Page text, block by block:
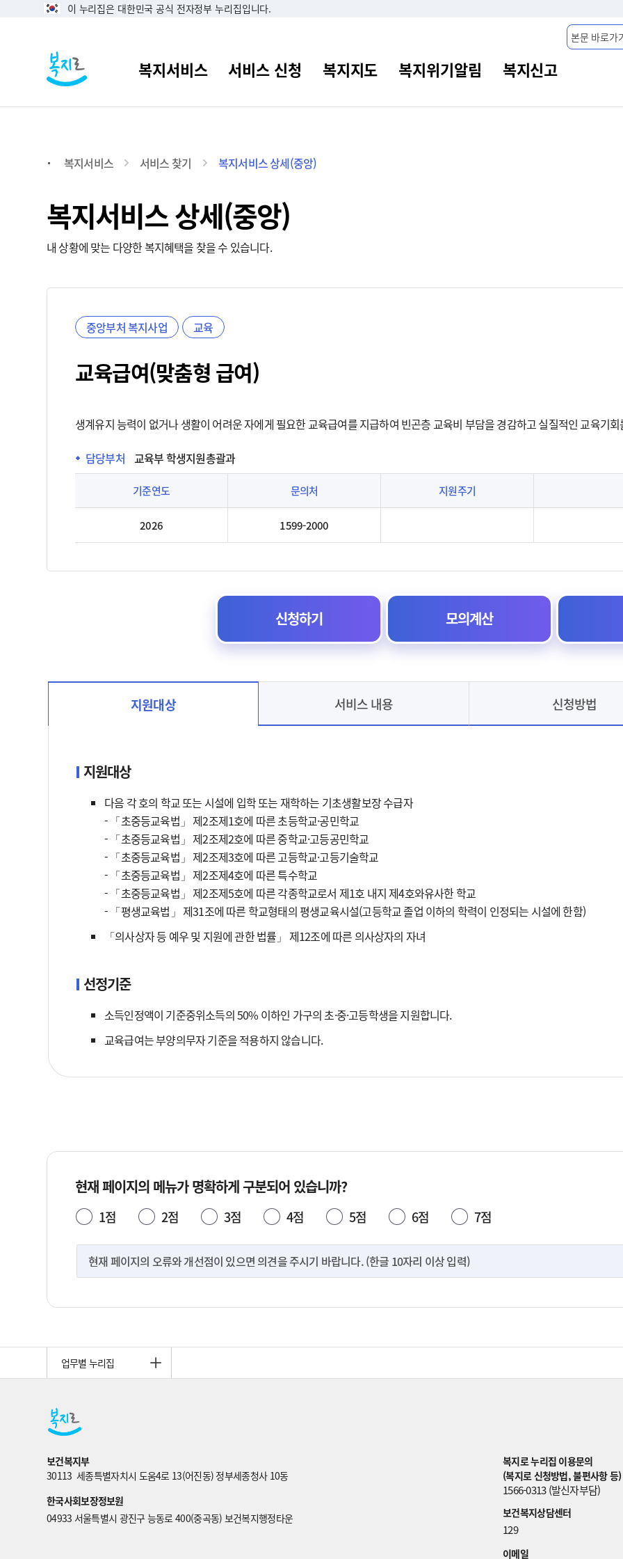
본문 바로가
이 누리집은 대한민국 공식 전자정부 누리집입니다.
복지서비스 서비스 찾기 복지서비스 상세(중앙)
복지서비스 상세(중앙)
내 상황에 맞는 다양한 복지혜택을 찾을 수 있습니다.
중앙부처 복지사업 교육
교육급여(맞춤형 급여)
생계유지 능력이 없거나 생활이 어려운 자에게 필요한 교육급여를 지급하여 빈곤층 교육비 부담을 경감하고 실질적인 교육기
담당부처 교육부 학생지원총괄과
기준연도
2026
문의처
1599-2000
지원주기
신청하기 모의계산
지원대상 서비스 내용 신청방법
지원대상
다음 각 호의 학교 또는 시설에 입학 또는 재학하는 기초생활보장 수급자
- 「초중등교육법」 제2조제1호에 따른 초등학교·공민학교
- 「초중등교육법」 제2조제2호에 따른 중학교·고등공민학교
- 「초중등교육법」 제2조제3호에 따른 고등학교·고등기술학교
- 「초중등교육법」 제2조제4호에 따른 특수학교
- 「초중등교육법」 제2조제5호에 따른 각종학교로서 제1호 내지 제4호와유사한 학교
- 「평생교육법」 제31조에 따른 학교형태의 평생교육시설(고등학교 졸업 이하의 학력이 인정되는 시설에 한함)
「의사상자 등 예우 및 지원에 관한 법률」 제12조에 따른 의사상자의 자녀
선정기준
소득인정액이 기준중위소득의 50% 이하인 가구의 초·중·고등학생을 지원합니다.
교육급여는 부양의무자 기준을 적용하지 않습니다.
현재 페이지의 메뉴가 명확하게 구분되어 있습니까?
1점 2점 3점 4점 5점 6점 7점
현재 페이지의 오류와 개선점이 있으면 의견을 주시기 바랍니다. (한글 10자리 이상 입력)
업무별 누리집
30113  세종특별자치시 도움4로 13(어진동) 정부세종청사 10동
04933 서울특별시 광진구 능동로 400(중곡동) 보건복지행정타운
한국사회보장정보원
보건복지부
복지로 누리집 이용문의
(복지로 신청방법, 불편사항 등)
1566-0313 (발신자부담)
129
이메일
보건복지상담센터